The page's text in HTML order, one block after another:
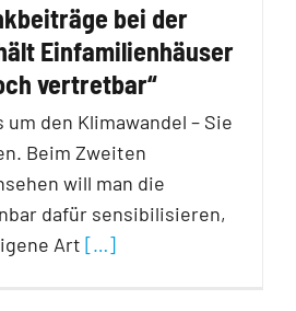
bei der
Einfamilienhäuser
vertretbar“
um den Klimawandel – Sie
Beim Zweiten
will man die
dafür sensibilisieren,
Art […]